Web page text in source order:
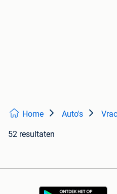
Home Auto's
52 resultaten